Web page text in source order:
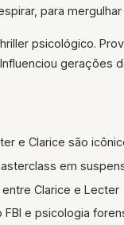
para
psicológico.
gerações
e Clarice são
em
Clarice e Lecter
FBI e psicologia